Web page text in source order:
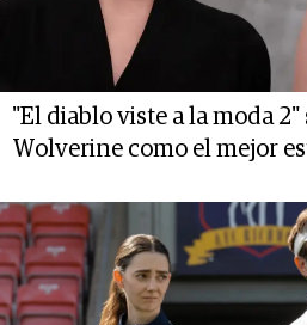
"El diablo viste a la moda
Wolverine como el mejor